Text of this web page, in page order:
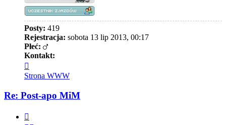
Posty: 419
Rejestracja: sobota 13 lip 2013, 00:17
Płeć:
Kontakt:
się
z
Zaberish
Strona WWW
Re: Post-apo MiM